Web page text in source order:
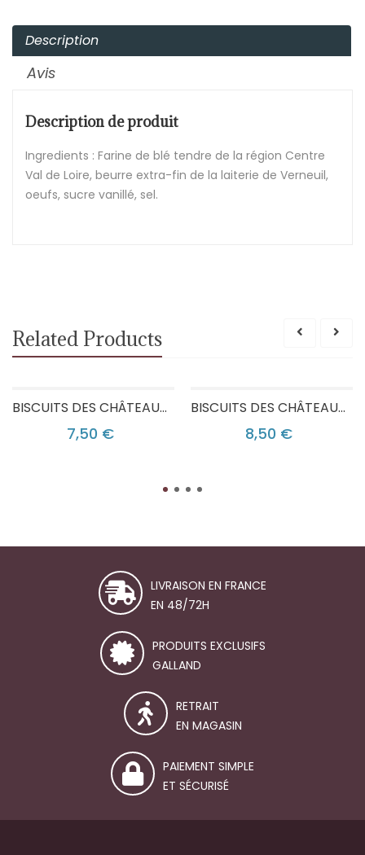
Description
Avis
Description de produit
Ingredients : Farine de blé tendre de la région Centre
Val de Loire, beurre extra-fin de la laiterie de Verneuil,
oeufs, sucre vanillé, sel.
Related Products
BISCUITS DES CHÂTEAUX NATURE
7,50 €
BISCUITS DES CHÂTEAUX CARAMEL
8,50 €
LIVRAISON EN FRANCE
EN 48/72H
PRODUITS EXCLUSIFS
GALLAND
RETRAIT
EN MAGASIN
PAIEMENT SIMPLE
ET SÉCURISÉ